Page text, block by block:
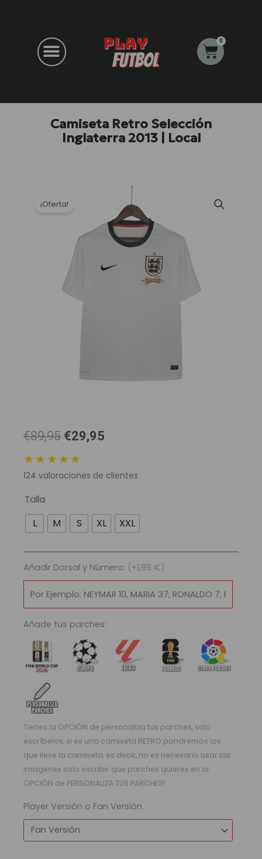
0
Carrito
Camiseta Retro Selección
Inglaterra 2013 | Local
¡Oferta!
€89,95 El
original
era:
€29,95
es:
★★★★★
124 valoraciones de clientes
Talla
L M S XL XXL
Añadir Dorsal y Número: (+1,99 €)
Añade tus parches:
Tienes la OPCIÓN de personaliza tus parches, solo
escríbelos, si es una camiseta RETRO pondremos los
que lleve la camiseta, es decir, no es necesario usar las
imagenes solo escribir que parches quieres en la
OPCIÓN de PERSONALIZA TUS PARCHES!
Player Versión o Fan Versión
Camiseta
Retro
Selección
2013
|
Local
cantidad